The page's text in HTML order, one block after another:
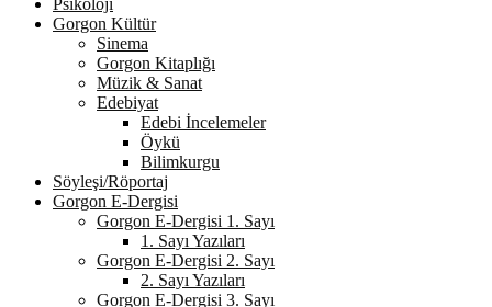
Psikoloji
Gorgon Kültür
Sinema
Gorgon Kitaplığı
Müzik & Sanat
Edebiyat
Edebi İncelemeler
Öykü
Bilimkurgu
Söyleşi/Röportaj
Gorgon E-Dergisi
Gorgon E-Dergisi 1. Sayı
1. Sayı Yazıları
Gorgon E-Dergisi 2. Sayı
2. Sayı Yazıları
Gorgon E-Dergisi 3. Sayı